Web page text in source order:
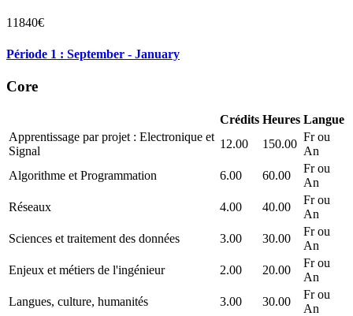
11840€
Période 1 : September - January
Core
Crédits Heures Langue
Apprentissage par projet : Electronique et
Signal
12.00 150.00
Fr ou
An
Algorithme et Programmation
6.00 60.00
Fr ou
An
Réseaux
4.00 40.00
Fr ou
An
Sciences et traitement des données
3.00 30.00
Fr ou
An
Enjeux et métiers de l'ingénieur
2.00 20.00
Fr ou
An
Langues, culture, humanités
3.00 30.00
Fr ou
An